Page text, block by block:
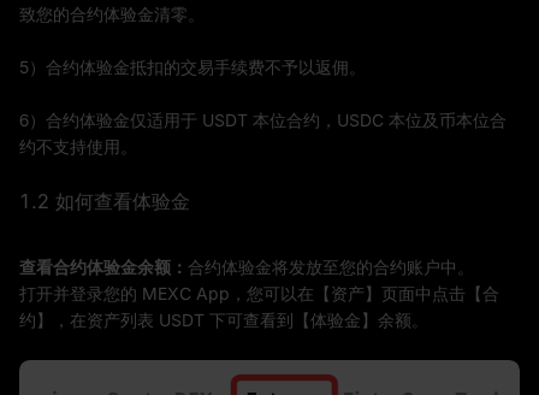
致您的合约体验金清零。
5）合约体验金抵扣的交易手续费不予以返佣。
6）合约体验金仅适用于 USDT 本位合约，USDC 本位及币本位合
约不支持使用。
1.2 如何查看体验金
查看合约体验金余额： 合约体验金将发放至您的合约账户中。
打开并登录您的 MEXC App，您可以在【资产】页面中点击【合
约】，在资产列表 USDT 下可查看到【体验金】余额。